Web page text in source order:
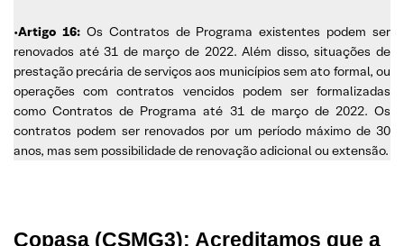
•Artigo 16: Os Contratos de Programa existentes podem ser
renovados até 31 de março de 2022. Além disso, situações de
prestação precária de serviços aos municípios sem ato formal, ou
operações com contratos vencidos podem ser formalizadas
como Contratos de Programa até 31 de março de 2022. Os
contratos podem ser renovados por um período máximo de 30
anos, mas sem possibilidade de renovação adicional ou extensão.
Copasa (CSMG3): Acreditamos que a